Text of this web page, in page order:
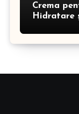
Crema
Hidratare